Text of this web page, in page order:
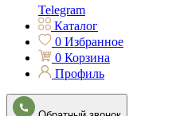
Telegram
Каталог
0 Избранное
0 Корзина
Профиль